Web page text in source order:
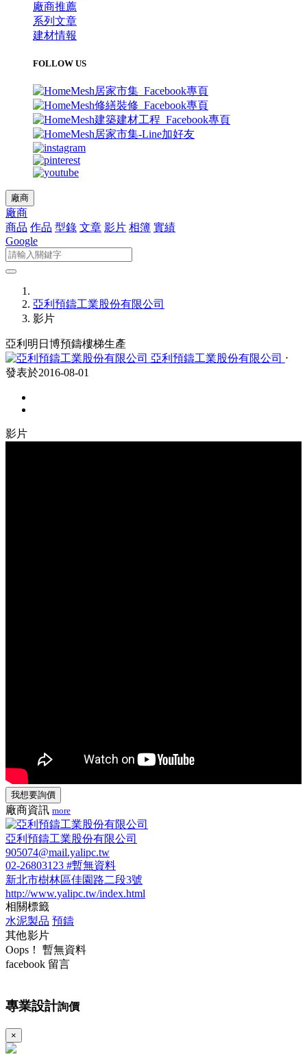
廠商推薦
系列文章
建材情報
FOLLOW US
廠商
廠商
商品 作品 型錄 文章 影片 相簿 實績
Google
亞利預鑄工業股份有限公司
影片
亞利明日博預鑄樓梯生產
亞利預鑄工業股份有限公司 ⋅
發表於2016-08-01
影片
我想要詢價
廠商資訊 more
亞利預鑄工業股份有限公司
905074@mail.yalipc.tw
02-26803123 #暫無資料
新北市樹林區佳園路二段3號
http://www.yalipc.tw/index.html
相關標籤
水泥製品 預鑄
其他影片
Oops！ 暫無資料
facebook 留言
專業設計詢價
×